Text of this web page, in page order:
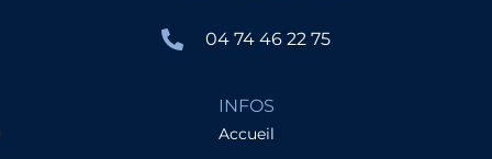
04 74 46 22 75
INFOS
Accueil